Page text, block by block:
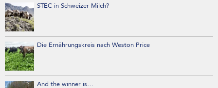
STEC in Schweizer Milch?
Die Ernährungskreis nach Weston Price
And the winner is…